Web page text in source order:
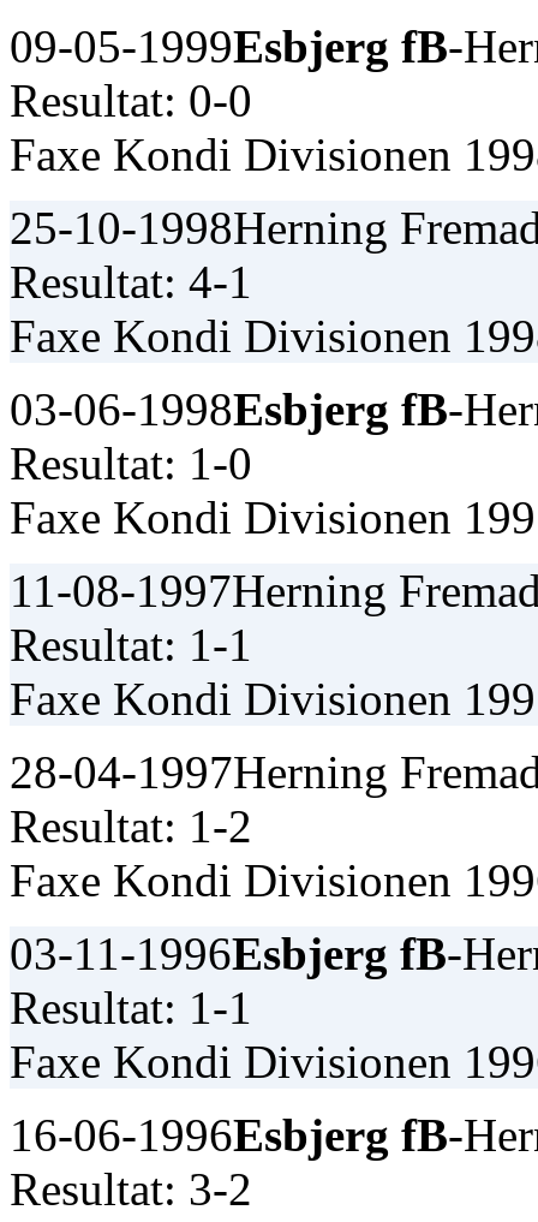
09-05-1999Esbjerg fB-
Resultat: 0-0
Faxe Kondi Divisionen
25-10-1998Herning
Resultat: 4-1
Faxe Kondi Divisionen
03-06-1998Esbjerg fB-
Resultat: 1-0
Faxe Kondi Divisionen
11-08-1997Herning
Resultat: 1-1
Faxe Kondi Divisionen
28-04-1997Herning
Resultat: 1-2
Faxe Kondi Divisionen
03-11-1996Esbjerg fB-
Resultat: 1-1
Faxe Kondi Divisionen
16-06-1996Esbjerg fB-
Resultat: 3-2